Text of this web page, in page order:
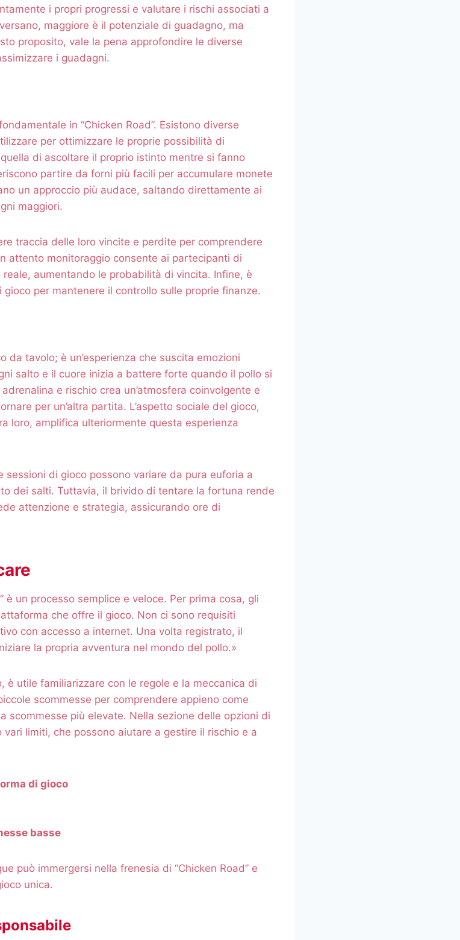
i propri progressi e valutare i rischi associati a
maggiore è il potenziale di guadagno, ma
proposito, vale la pena approfondire le diverse
i guadagni.
in “Chicken Road”. Esistono diverse
per ottimizzare le proprie possibilità di
di ascoltare il proprio istinto mentre si fanno
partire da forni più facili per accumulare monete
un approccio più audace, saltando direttamente ai
maggiori.
traccia delle loro vincite e perdite per comprendere
attento monitoraggio consente ai partecipanti di
aumentando le probabilità di vincita. Infine, è
per mantenere il controllo sulle proprie finanze.
da tavolo; è un’esperienza che suscita emozioni
salto e il cuore inizia a battere forte quando il pollo si
e rischio crea un’atmosfera coinvolgente e
per un’altra partita. L’aspetto sociale del gioco,
loro, amplifica ulteriormente questa esperienza
di gioco possono variare da pura euforia a
dei salti. Tuttavia, il brivido di tentare la fortuna rende
attenzione e strategia, assicurando ore di
è un processo semplice e veloce. Per prima cosa, gli
che offre il gioco. Non ci sono requisiti
con accesso a internet. Una volta registrato, il
la propria avventura nel mondo del pollo.»
è utile familiarizzare con le regole e la meccanica di
scommesse per comprendere appieno come
scommesse più elevate. Nella sezione delle opzioni di
limiti, che possono aiutare a gestire il rischio e a
di gioco
basse
può immergersi nella frenesia di “Chicken Road” e
unica.